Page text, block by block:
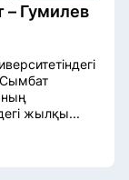
– Гумилев
Сымбат
жылқы...